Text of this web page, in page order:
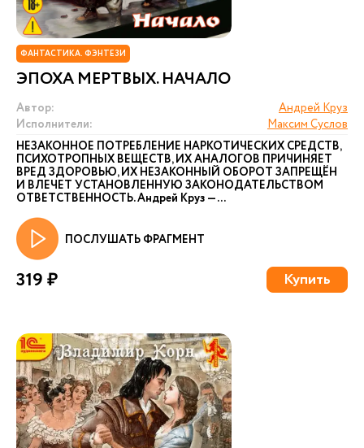
ФАНТАСТИКА. ФЭНТЕЗИ
ЭПОХА МЕРТВЫХ. НАЧАЛО
Автор:
Андрей Круз
Исполнители:
Максим Суслов
НЕЗАКОННОЕ ПОТРЕБЛЕНИЕ НАРКОТИЧЕСКИХ СРЕДСТВ,
ПСИХОТРОПНЫХ ВЕЩЕСТВ, ИХ АНАЛОГОВ ПРИЧИНЯЕТ
ВРЕД ЗДОРОВЬЮ, ИХ НЕЗАКОННЫЙ ОБОРОТ ЗАПРЕЩЁН
И ВЛЕЧЕТ УСТАНОВЛЕННУЮ ЗАКОНОДАТЕЛЬСТВОМ
ОТВЕТСТВЕННОСТЬ. Андрей Круз — ...
ПОСЛУШАТЬ ФРАГМЕНТ
319 ₽ Купить